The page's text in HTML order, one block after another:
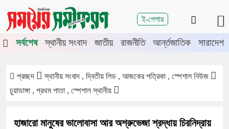
ই-পেপার
শিরোনাম
জামায়াতের গণমিছিল
চুয়াডাঙ্গায় সওজের বাসভবন ও
সর্বশেষ
স্থানীয় সংবাদ জাতীয় রাজনীতি আর্ন্তজাতিক সারাদেশ
প্রচ্ছদ
স্থানীয় সংবাদ , দ্বিতীয় লিড , আজকের পত্রিকা , স্পেশাল নিউজ
চুয়াডাঙ্গা , প্রথম পাতা , স্পেশাল স্থানীয়
হাজারো মানুষের ভালোবাসা আর অশ্রুভেজা শ্রদ্ধায় চিরনিদ্রায়